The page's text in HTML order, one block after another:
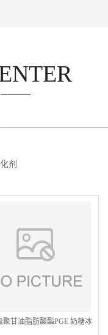
剂
聚甘油脂肪酸酯PGE 奶糖冰